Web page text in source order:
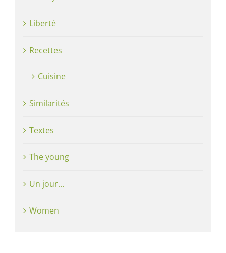
Liberté
Recettes
Cuisine
Similarités
Textes
The young
Un jour…
Women